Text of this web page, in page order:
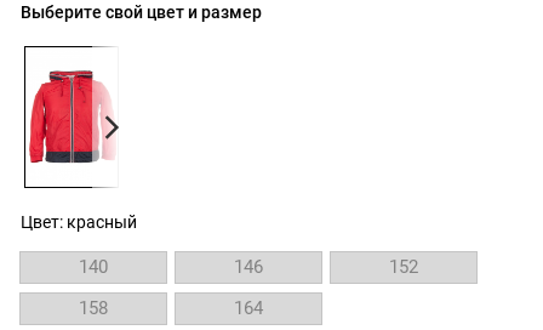
Выберите свой цвет и размер
Цвет: красный
140 146
152
158
164